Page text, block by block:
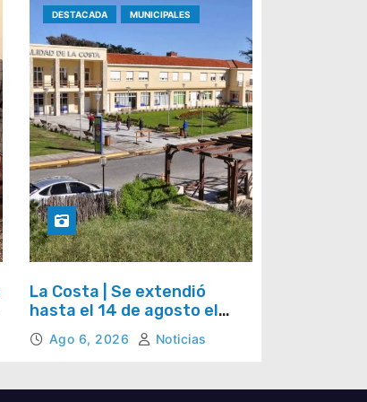
DESTACADA MUNICIPALES
La Costa | Se extendió
hasta el 14 de agosto el
plazo para acceder al plan
de regularización de tasas
Ago 6, 2026 Noticias